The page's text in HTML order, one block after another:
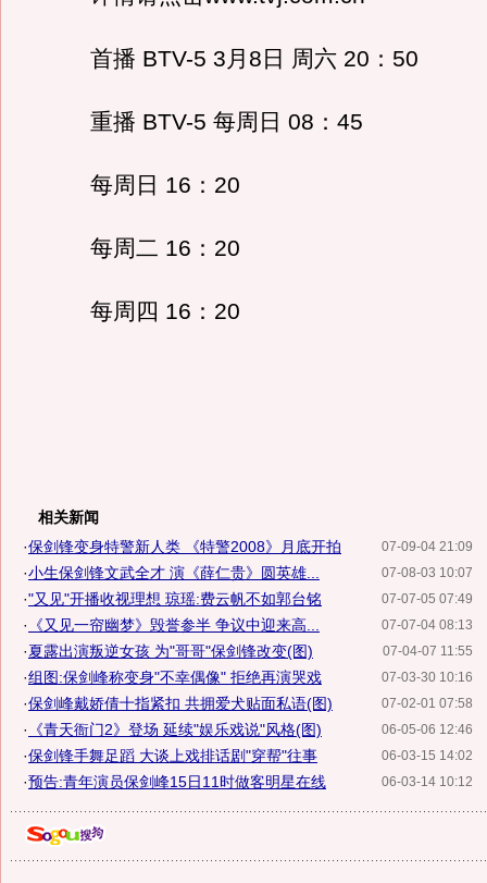
首播 BTV-5 3月8日 周六 20：50
重播 BTV-5 每周日 08：45
每周日 16：20
每周二 16：20
每周四 16：20
相关新闻
07-09-04 21:09
·保剑锋变身特警新人类 《特警2008》月底开拍
07-08-03 10:07
·小生保剑锋文武全才 演《薛仁贵》圆英雄...
07-07-05 07:49
·"又见"开播收视理想 琼瑶:费云帆不如郭台铭
07-07-04 08:13
· 《又见一帘幽梦》毁誉参半 争议中迎来高...
07-04-07 11:55
·夏露出演叛逆女孩 为"哥哥"保剑锋改变(图)
07-03-30 10:16
·组图:保剑峰称变身"不幸偶像" 拒绝再演哭戏
07-02-01 07:58
·保剑峰戴娇倩十指紧扣 共拥爱犬贴面私语(图)
06-05-06 12:46
· 《青天衙门2》登场 延续"娱乐戏说"风格(图)
06-03-15 14:02
·保剑锋手舞足蹈 大谈上戏排话剧"穿帮"往事
06-03-14 10:12
·预告:青年演员保剑峰15日11时做客明星在线